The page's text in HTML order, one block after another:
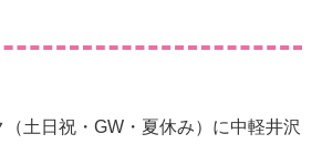
土日祝・GW・夏休み）に中軽井沢